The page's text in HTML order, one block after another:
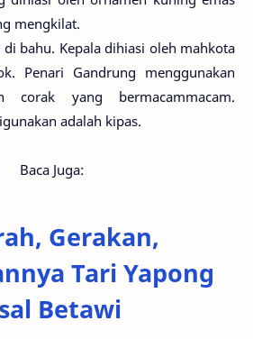
mengkilat.
di bahu. Kepala dihiasi oleh mahkota
Penari Gandrung menggunakan
yang bermacammacam.
adalah kipas.
Baca Juga:
Gerakan,
Tari Yapong
Betawi